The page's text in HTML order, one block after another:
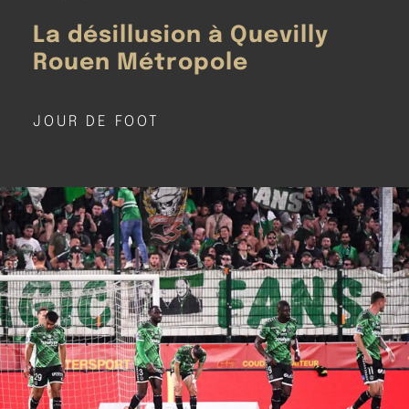
La désillusion à Quevilly
Rouen Métropole
JOUR DE FOOT